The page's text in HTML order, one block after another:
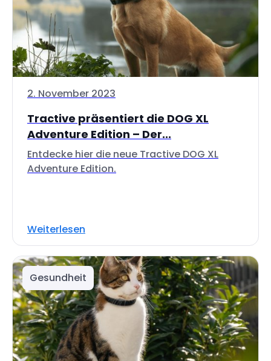
2. November 2023
Tractive präsentiert die DOG XL
Adventure Edition – Der...
Entdecke hier die neue Tractive DOG XL
Adventure Edition.
Weiterlesen
Gesundheit